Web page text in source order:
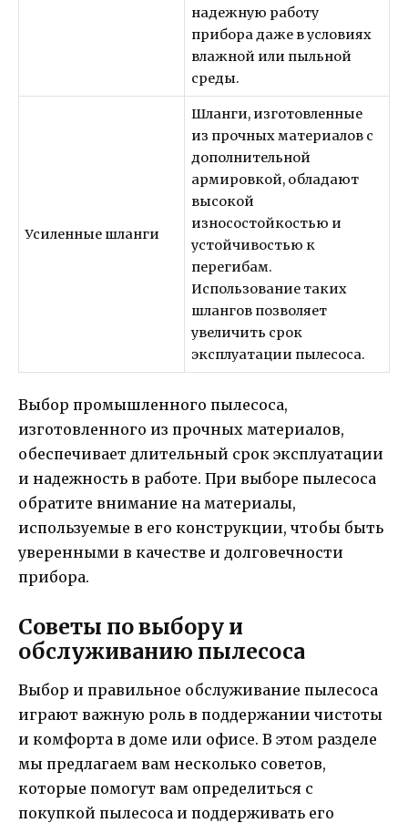
надежную работу
прибора даже в условиях
влажной или пыльной
среды.
Усиленные шланги
Шланги, изготовленные
из прочных материалов с
дополнительной
армировкой, обладают
высокой
износостойкостью и
устойчивостью к
перегибам.
Использование таких
шлангов позволяет
увеличить срок
эксплуатации пылесоса.
Выбор промышленного пылесоса,
изготовленного из прочных материалов,
обеспечивает длительный срок эксплуатации
и надежность в работе. При выборе пылесоса
обратите внимание на материалы,
используемые в его конструкции, чтобы быть
уверенными в качестве и долговечности
прибора.
Советы по выбору и
обслуживанию пылесоса
Выбор и правильное обслуживание пылесоса
играют важную роль в поддержании чистоты
и комфорта в доме или офисе. В этом разделе
мы предлагаем вам несколько советов,
которые помогут вам определиться с
покупкой пылесоса и поддерживать его